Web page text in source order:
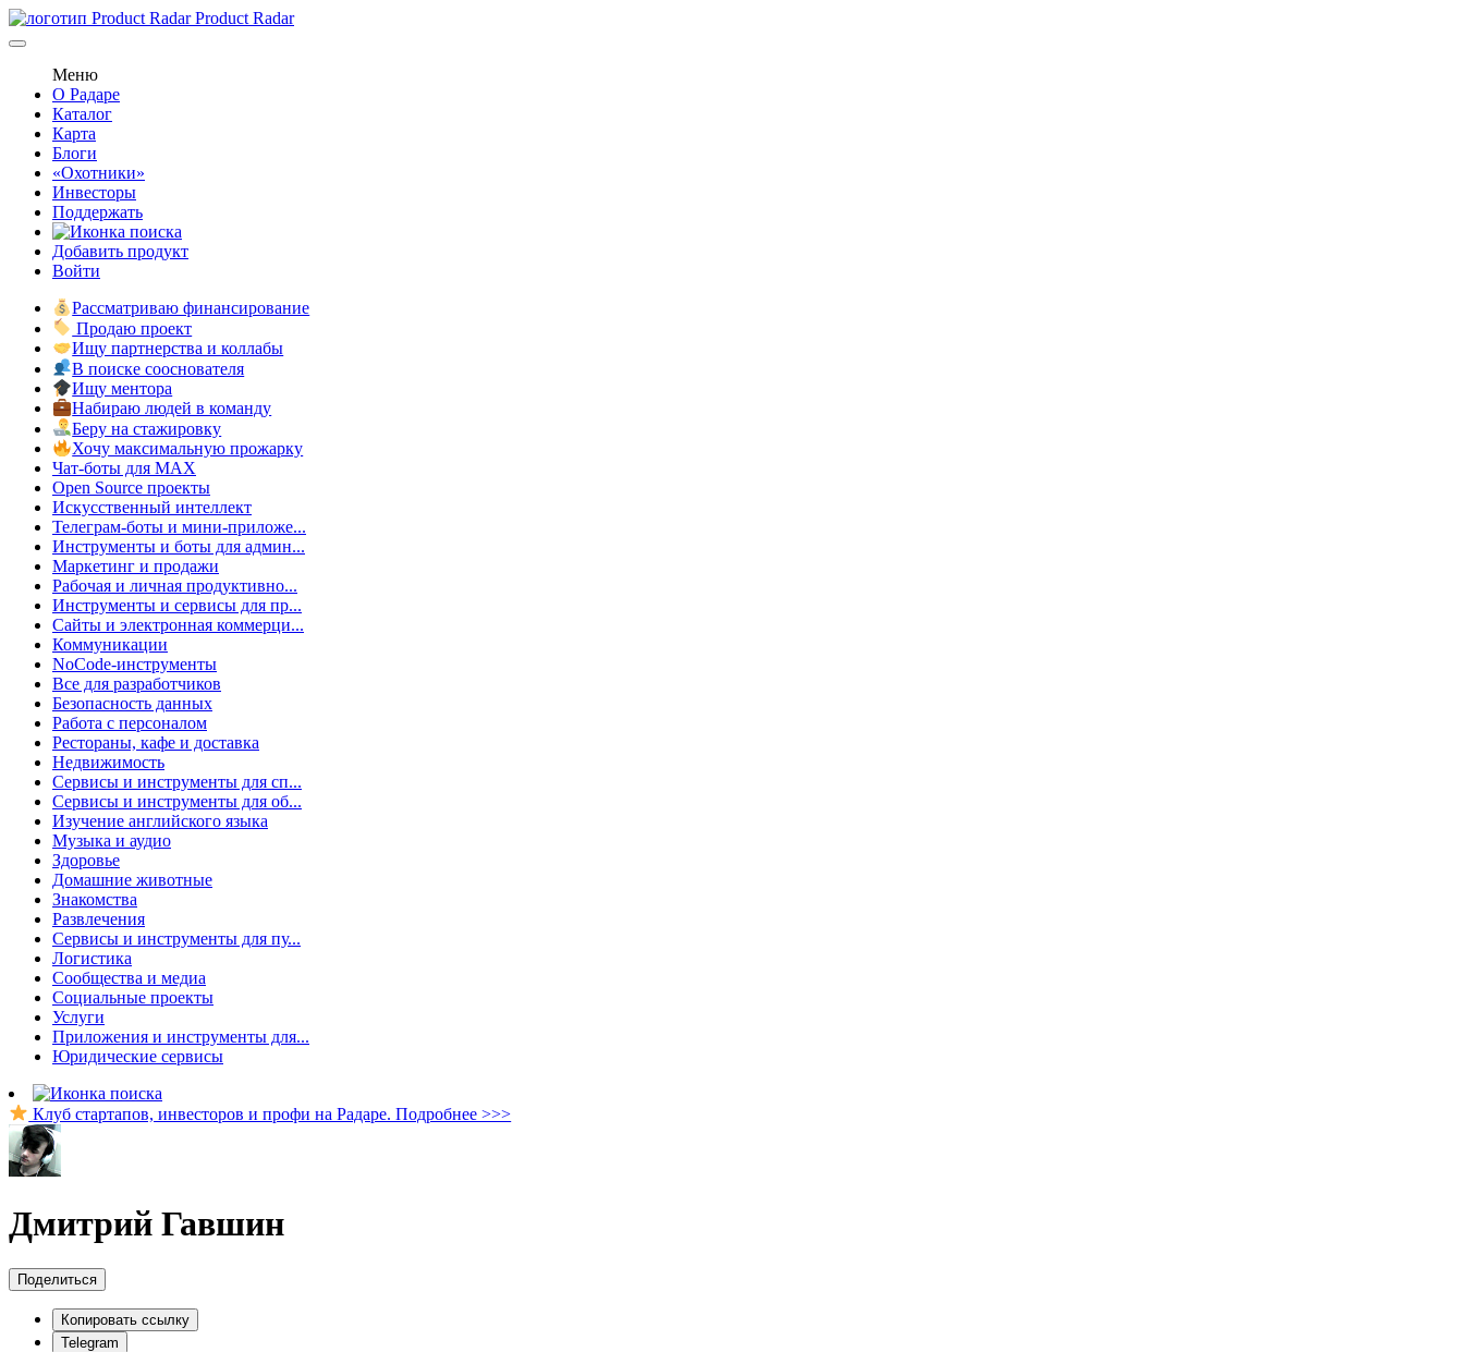
Product Radar
Меню
О Радаре
Каталог
Карта
Блоги
«Охотники»
Инвесторы
Поддержать
Добавить продукт
Войти
Рассматриваю финансирование
Продаю проект
Ищу партнерства и коллабы
В поиске сооснователя
Ищу ментора
Набираю людей в команду
Беру на стажировку
Хочу максимальную прожарку
Чат-боты для MAX
Open Source проекты
Искусственный интеллект
Телеграм-боты и мини-приложе...
Инструменты и боты для админ...
Маркетинг и продажи
Рабочая и личная продуктивно...
Инструменты и сервисы для пр...
Сайты и электронная коммерци...
Коммуникации
NoCode-инструменты
Все для разработчиков
Безопасность данных
Работа с персоналом
Рестораны, кафе и доставка
Недвижимость
Сервисы и инструменты для сп...
Сервисы и инструменты для об...
Изучение английского языка
Музыка и аудио
Здоровье
Домашние животные
Знакомства
Развлечения
Сервисы и инструменты для пу...
Логистика
Сообщества и медиа
Социальные проекты
Услуги
Приложения и инструменты для...
Юридические сервисы
Клуб стартапов, инвесторов и профи на Радаре. Подробнее >>>
Дмитрий Гавшин
Поделиться
Копировать ссылку
Telegram